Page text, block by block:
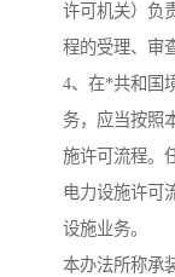
许可机关）负
程的受理、审
4、在*共和国
务，应当按照
施许可流程。
电力设施许可
设施业务。
本办法所称承